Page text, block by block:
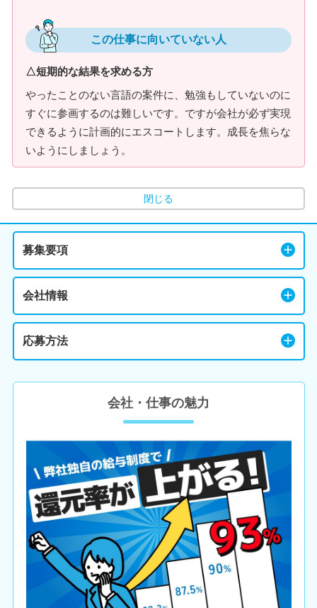
この仕事に向いていない人
△短期的な結果を求める方
やったことのない言語の案件に、勉強もしていないのに
すぐに参画するのは難しいです。ですが会社が必ず実現
できるように計画的にエスコートします。成長を焦らな
いようにしましょう。
閉じる
募集要項
会社情報
応募方法
会社・仕事の魅力